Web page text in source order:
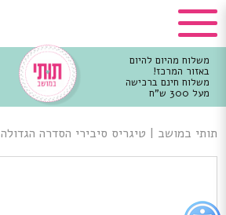
כפתור
משלוח מהיום להיום
באזור המרכז!
משלוח חינם ברכישה
מעל 300 ש"ח
מרכזי
תותי במושב | טיגריס סיבירי הסדרה הגדולה